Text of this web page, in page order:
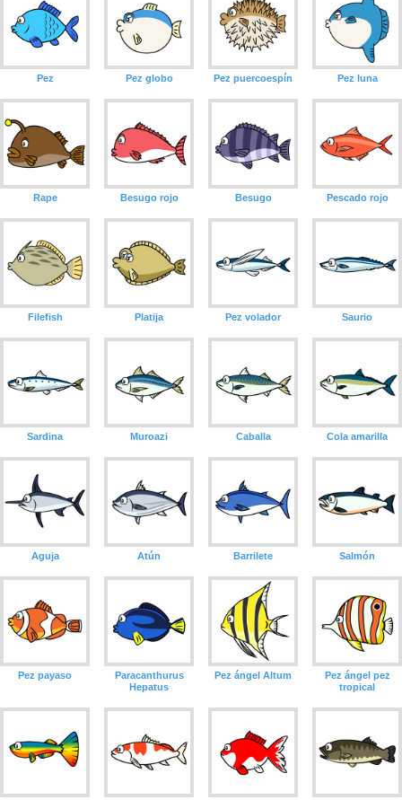
Pez Pez globo Pez puercoespín Pez luna
Rape Besugo rojo Besugo Pescado rojo
Filefish Platija Pez volador Saurio
Sardina Muroazi Caballa Cola amarilla
Aguja Atún Barrilete Salmón
Pez payaso
Paracanthurus
Hepatus
Pez ángel Altum
Pez ángel pez
tropical